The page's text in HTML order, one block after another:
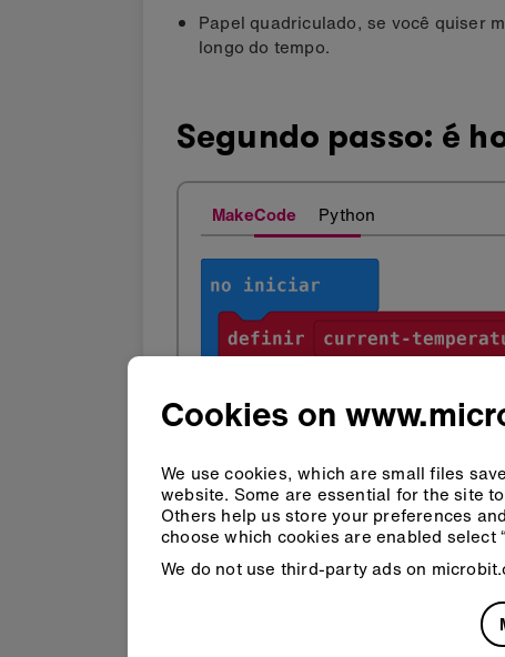
Papel quadriculado, se você quiser
longo do tempo.
Segundo passo: é
MakeCode Python
Cookies on
We use cookies, which are small files
website. Some are essential for the site
Others help us store your preferences
choose which cookies are enabled select
We do not use third-party ads on